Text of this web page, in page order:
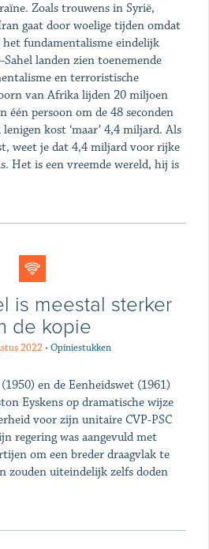
Zoals trouwens in Syrië,
gaat door woelige tijden omdat
fundamentalisme eindelijk
landen zien toenemende
en terroristische
van Afrika lijden 20 miljoen
één persoon om de 48 seconden
kost ‘maar’ 4,4 miljard. Als
weet je dat 4,4 miljard voor rijke
Het is een vreemde wereld, hij is
is meestal sterker
de kopie
2022 •Opiniestukken
en de Eenheidswet (1961)
Eyskens op dramatische wijze
voor zijn unitaire CVP-PSC
regering was aangevuld met
om een breder draagvlak te
zouden uiteindelijk zelfs doden